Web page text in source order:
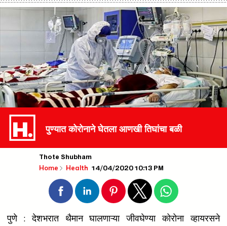
पुण्यात कोरोनाने घेतला आणखी तिघांचा बळी
Thote Shubham
Home Health 14/04/2020 10:13 PM
पुणे : देशभरात थैमान घालणाऱ्या जीवघेण्या कोरोना व्हायरसने